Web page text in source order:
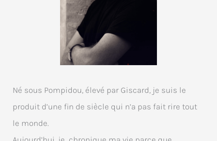
Né sous Pompidou, élevé par Giscard, je suis le
produit d’une fin de siècle qui n’a pas fait rire tout
le monde.